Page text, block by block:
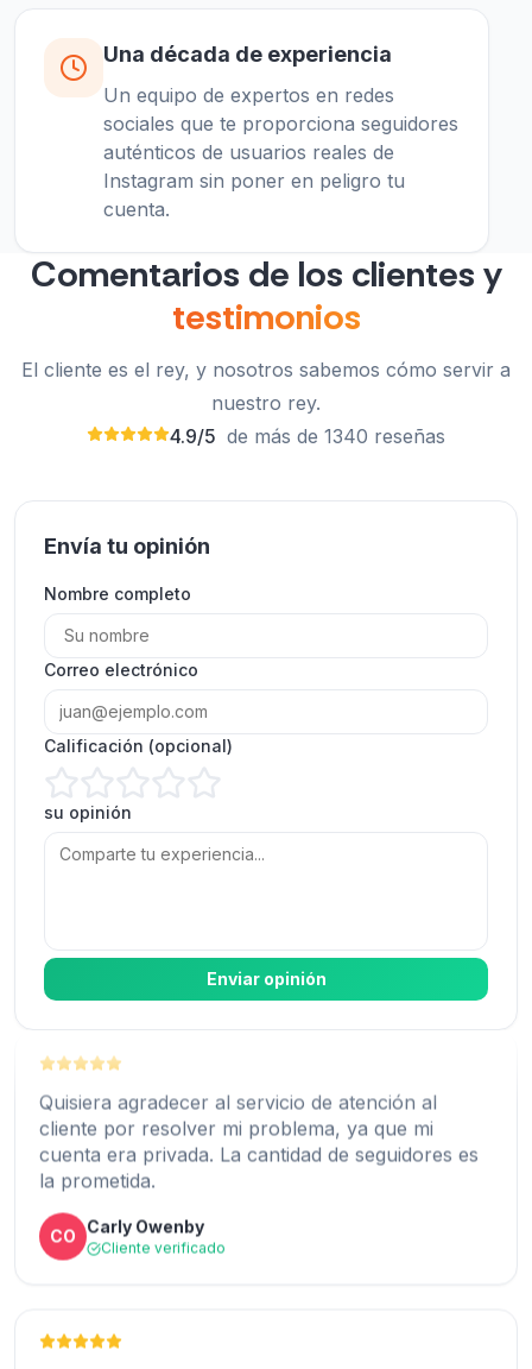
Una década de experiencia
Un equipo de expertos en redes
sociales que te proporciona seguidores
auténticos de usuarios reales de
Instagram sin poner en peligro tu
cuenta.
Comentarios de los clientes y
testimonios
El cliente es el rey, y nosotros sabemos cómo servir a
nuestro rey.
4.9/5 de más de 1340 reseñas
Envía tu opinión
Nombre completo
Correo electrónico
Calificación (opcional)
su opinión
Enviar opinión
5 estrellas por la calidad de los seguidores y 5
estrellas por la velocidad. ExpressFollowers.com
es el mejor.
SL Sharon Locklear
Cliente verificado
Obtuve expressfollowers como uno de los sitios
web número uno para comprar seguidores para
mi Instagram.
Quisiera agradecer al servicio de atención al
cliente por resolver mi problema, ya que mi
cuenta era privada. La cantidad de seguidores es
la prometida.
Carly Owenby
Cliente verificado
2500 seguidores en menos de 15 minutos,
ExpressFollowers es genial. Has dado en el clavo
con cómo conseguir seguidores al instante.
Angelina J.
Cliente verificado
ExpressFollowers y ahora tenemos más de